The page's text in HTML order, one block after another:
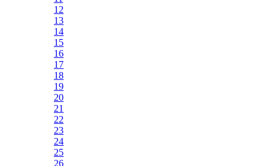
12
13
14
15
16
17
18
19
20
21
22
23
24
25
26